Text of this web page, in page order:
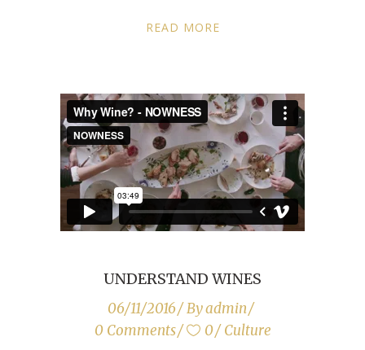
READ MORE
UNDERSTAND WINES
06/11/2016 Byadmin
0 Comments
0 Culture